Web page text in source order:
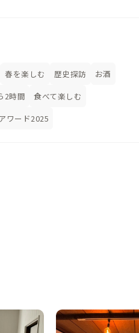
春を楽しむ 歴史探訪
お酒
2時間
食べて楽しむ
ワード2025
葉山B邸